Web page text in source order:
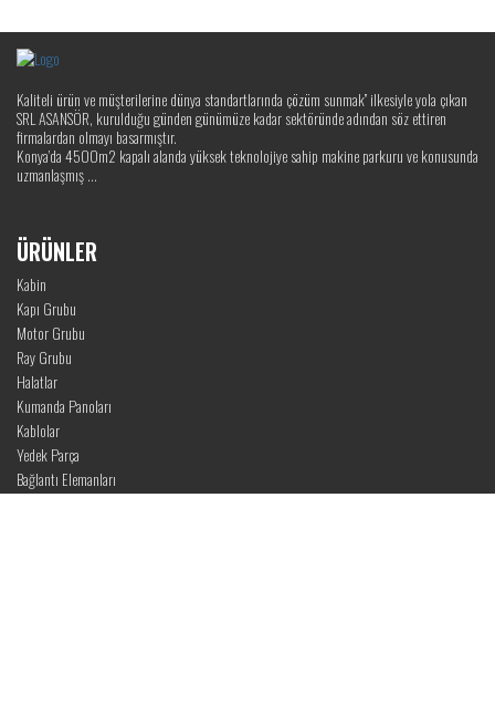
Kaliteli ürün ve müşterilerine dünya standartlarında çözüm sunmak” ilkesiyle yola çıkan
SRL ASANSÖR, kurulduğu günden günümüze kadar sektöründe adından söz ettiren
firmalardan olmayı basarmıştır.
Konya’da 4500m2 kapalı alanda yüksek teknolojiye sahip makine parkuru ve konusunda
uzmanlaşmış ...
ÜRÜNLER
Kabin
Kapı Grubu
Motor Grubu
Ray Grubu
Halatlar
Kumanda Panoları
Kablolar
Yedek Parça
Bağlantı Elemanları